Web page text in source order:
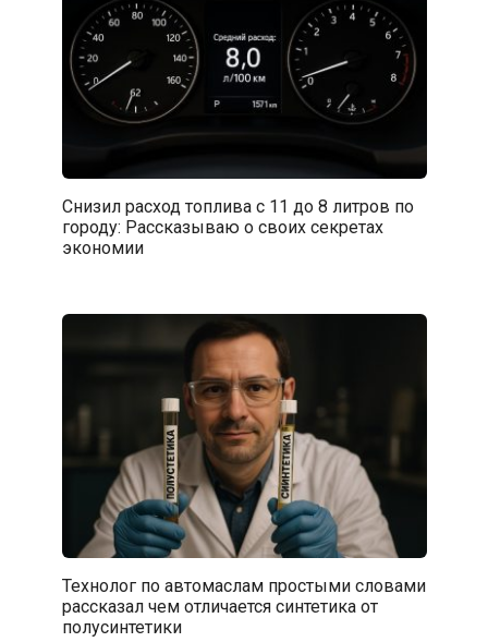
Снизил расход топлива с 11 до 8 литров по
городу: Рассказываю о своих секретах
экономии
Технолог по автомаслам простыми словами
рассказал чем отличается синтетика от
полусинтетики